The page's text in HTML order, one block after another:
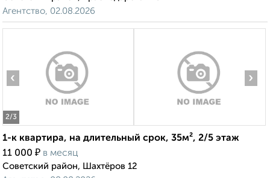
Агентство, 02.08.2026
2/3
‹ ›
1-к квартира, на длительный срок, 35м², 2/5 этаж
11 000 ₽ в месяц
Советский район, Шахтёров 12